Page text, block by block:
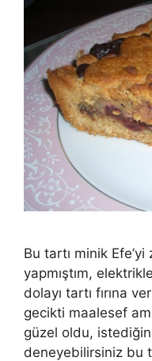
Bu tartı minik
yapmıştım,
dolayı tartı fırına
gecikti maalesef
güzel oldu,
deneyebilirsiniz bu